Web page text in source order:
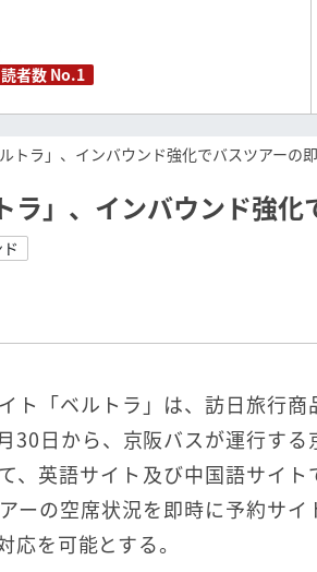
読者数 No.1
トラ」、インバウンド強化でバスツアーの
ラ」、インバウンド強
ト「ベルトラ」は、訪日旅行商
30日から、京阪バスが運行する
、英語サイト及び中国語サイト
ーの空席状況を即時に予約サイ
を可能とする。